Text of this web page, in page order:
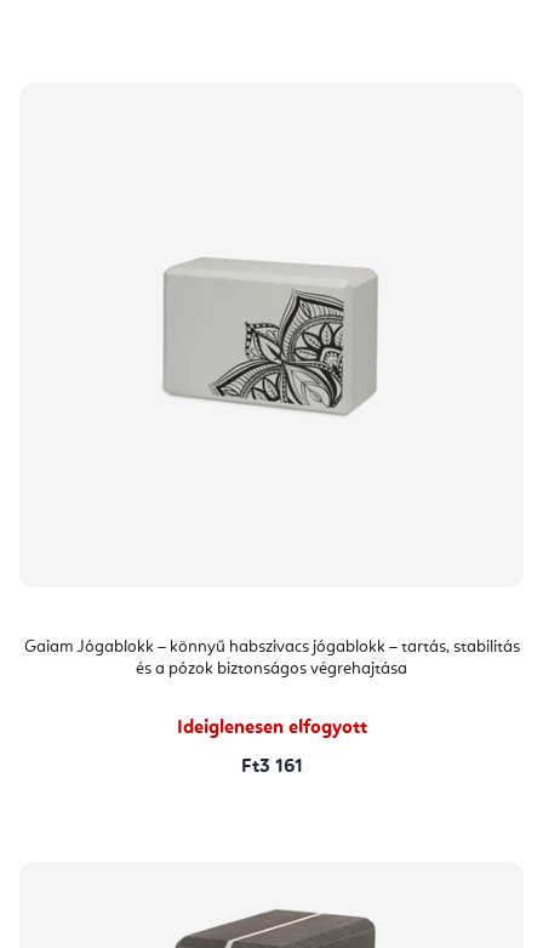
Gaiam Jógablokk – könnyű habszivacs jógablokk – tartás, stabilitás
és a pózok biztonságos végrehajtása
Ideiglenesen elfogyott
Ft3 161